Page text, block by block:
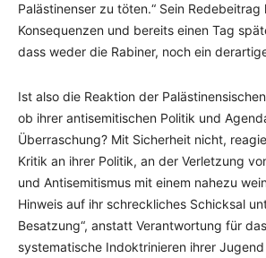
Palästinenser zu töten.“ Sein
Konsequenzen und bereits einen Tag
dass weder die Rabiner, noch ein
Ist also die Reaktion der
ob ihrer antisemitischen Politik und
Überraschung? Mit Sicherheit nicht,
Kritik an ihrer Politik, an der Verletzung
und Antisemitismus mit einem nahezu
Hinweis auf ihr schreckliches Schicksal
Besatzung“, anstatt Verantwortung für
systematische Indoktrinieren ihrer